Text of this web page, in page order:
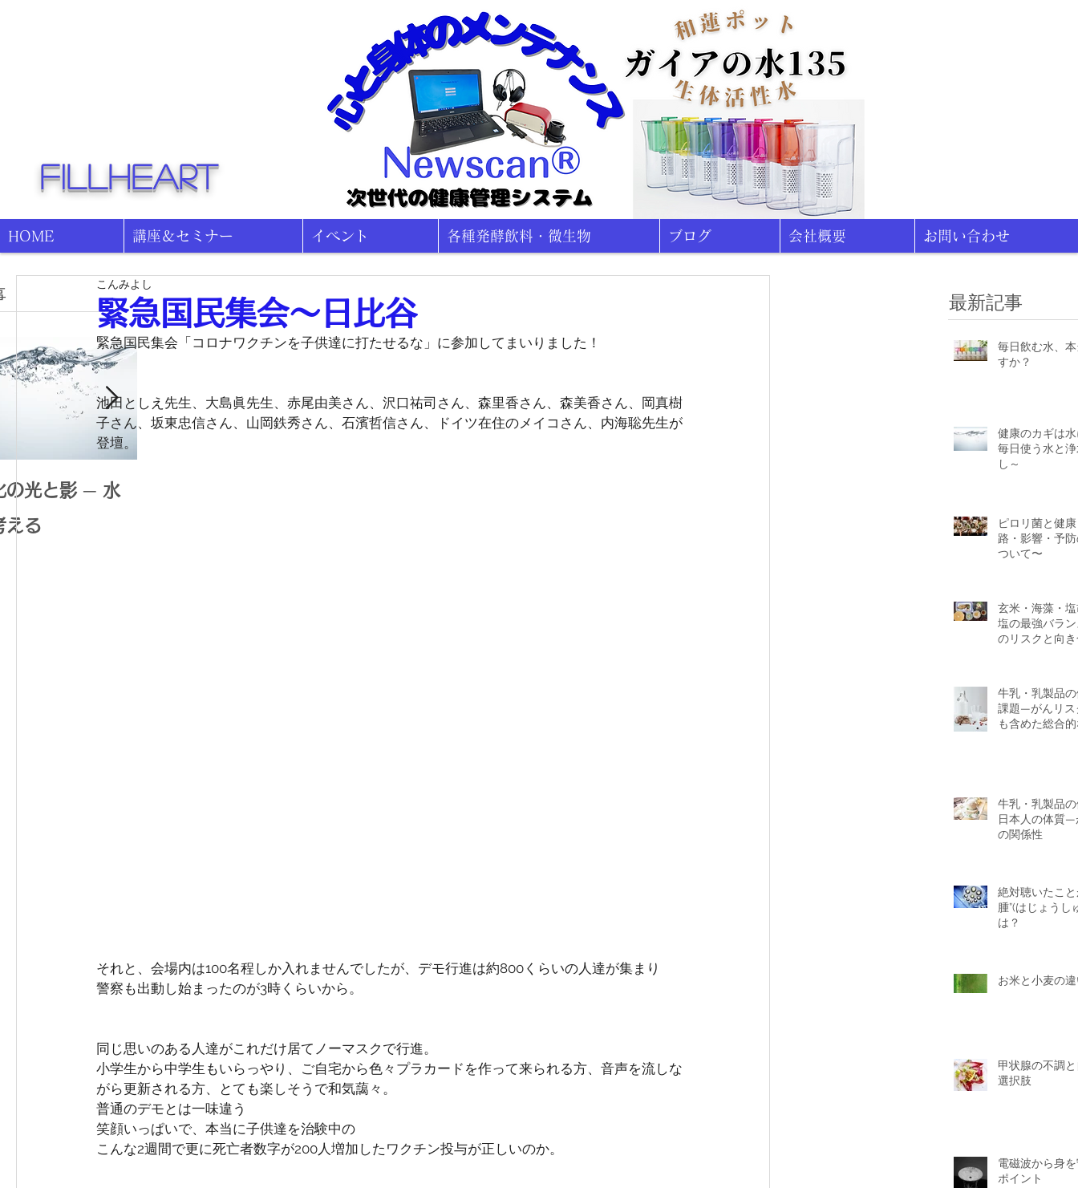
fillheart
HOME 講座＆セミナー イベント 各種発酵飲料・微生物 ブログ 会社概要 お問い合わせ
の光と影 ─ 水
える
緊急国民集会〜日比谷
こんみよし
緊急国民集会「コロナワクチンを子供達に打たせるな」に参加してまいりました！
池田としえ先生、大島眞先生、赤尾由美さん、沢口祐司さん、森里香さん、森美香さん、岡真樹
子さん、坂東忠信さん、山岡鉄秀さん、石濱哲信さん、ドイツ在住のメイコさん、内海聡先生が
登壇。
それと、会場内は100名程しか入れませんでしたが、デモ行進は約800くらいの人達が集まり
警察も出動し始まったのが3時くらいから。
同じ思いのある人達がこれだけ居てノーマスクで行進。
小学生から中学生もいらっやり、ご自宅から色々プラカードを作って来られる方、音声を流しな
がら更新される方、とても楽しそうで和気藹々。
普通のデモとは一味違う
笑顔いっぱいで、本当に子供達を治験中の
こんな2週間で更に死亡者数字が200人増加したワクチン投与が正しいのか。
最新記事
毎日飲む水、
すか？
健康のカギは
毎日使う水と
し～
ピロリ菌と健
路・影響・予
ついて〜
玄米・海藻・
塩の最強バラ
のリスクと向
牛乳・乳製品
課題—がんリス
も含めた総合
牛乳・乳製品
日本人の体質—
の関係性
絶対聴いたこと
腫”(はじょうし
は？
お米と小麦の
甲状腺の不調
選択肢
電磁波から身
ポイント